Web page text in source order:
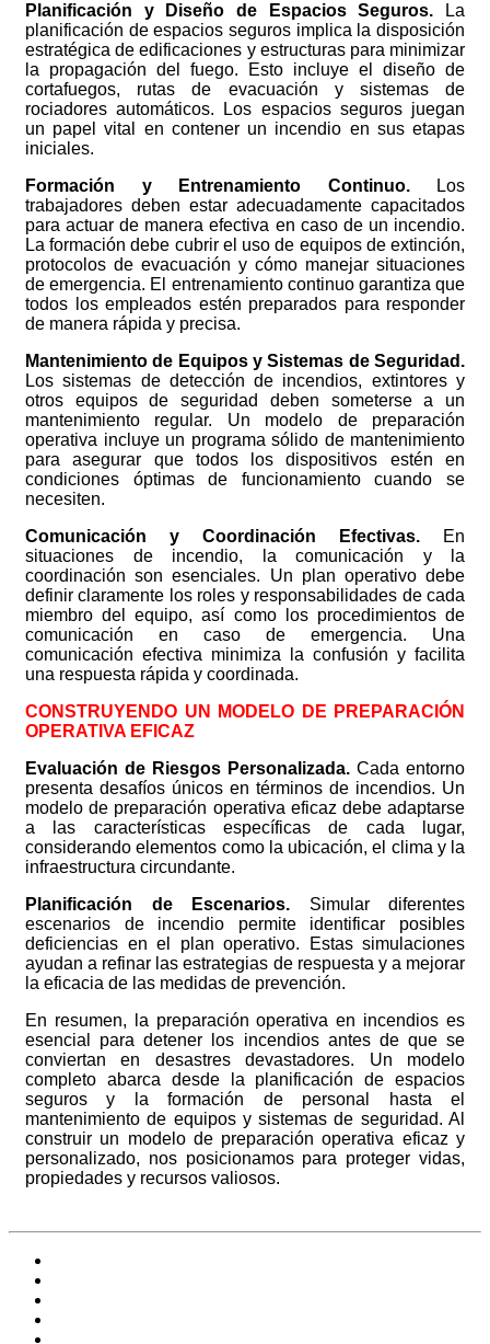
Planificación y Diseño de Espacios Seguros.
La
planificación de espacios seguros implica la disposición
estratégica de edificaciones y estructuras para minimizar
la propagación del fuego. Esto incluye el diseño de
cortafuegos, rutas de evacuación y sistemas de
rociadores automáticos. Los espacios seguros juegan
un papel vital en contener un incendio en sus etapas
iniciales.
Formación y Entrenamiento Continuo.
Los
trabajadores deben estar adecuadamente capacitados
para actuar de manera efectiva en caso de un incendio.
La formación debe cubrir el uso de equipos de extinción,
protocolos de evacuación y cómo manejar situaciones
de emergencia. El entrenamiento continuo garantiza que
todos los empleados estén preparados para responder
de manera rápida y precisa.
Mantenimiento de Equipos y Sistemas de Seguridad.
Los sistemas de detección de incendios, extintores y
otros equipos de seguridad deben someterse a un
mantenimiento regular. Un modelo de preparación
operativa incluye un programa sólido de mantenimiento
para asegurar que todos los dispositivos estén en
condiciones óptimas de funcionamiento cuando se
necesiten.
Comunicación y Coordinación Efectivas.
En
situaciones de incendio, la comunicación y la
coordinación son esenciales. Un plan operativo debe
definir claramente los roles y responsabilidades de cada
miembro del equipo, así como los procedimientos de
comunicación en caso de emergencia. Una
comunicación efectiva minimiza la confusión y facilita
una respuesta rápida y coordinada.
CONSTRUYENDO UN MODELO DE PREPARACIÓN
OPERATIVA EFICAZ
Evaluación de Riesgos Personalizada. Cada entorno
presenta desafíos únicos en términos de incendios. Un
modelo de preparación operativa eficaz debe adaptarse
a las características específicas de cada lugar,
considerando elementos como la ubicación, el clima y la
infraestructura circundante.
Planificación de Escenarios. Simular diferentes
escenarios de incendio permite identificar posibles
deficiencias en el plan operativo. Estas simulaciones
ayudan a refinar las estrategias de respuesta y a mejorar
la eficacia de las medidas de prevención.
En resumen, la preparación operativa en incendios es
esencial para detener los incendios antes de que se
conviertan en desastres devastadores. Un modelo
completo abarca desde la planificación de espacios
seguros y la formación de personal hasta el
mantenimiento de equipos y sistemas de seguridad. Al
construir un modelo de preparación operativa eficaz y
personalizado, nos posicionamos para proteger vidas,
propiedades y recursos valiosos.